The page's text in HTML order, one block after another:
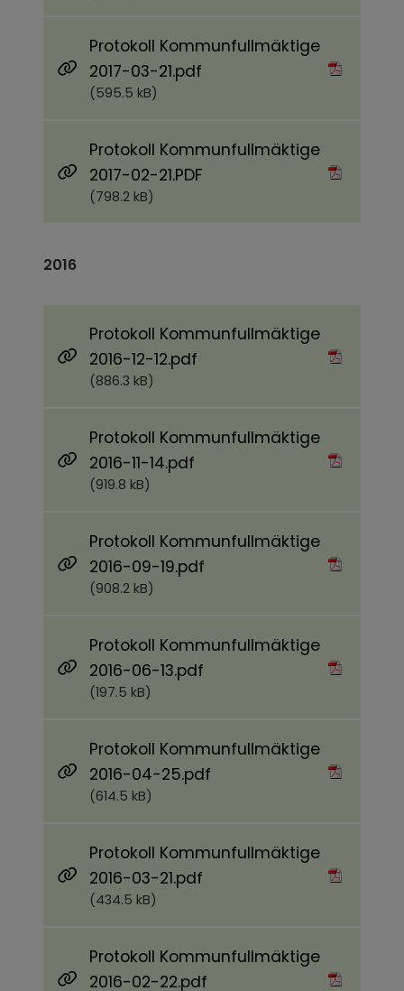
Protokoll Kommunfullmäktige
2017-03-21.pdf
(595.5 kB)
Protokoll Kommunfullmäktige
2017-02-21.PDF
(798.2 kB)
2016
Protokoll Kommunfullmäktige
2016-12-12.pdf
(886.3 kB)
Protokoll Kommunfullmäktige
2016-11-14.pdf
(919.8 kB)
Protokoll Kommunfullmäktige
2016-09-19.pdf
(908.2 kB)
Protokoll Kommunfullmäktige
2016-06-13.pdf
(197.5 kB)
Protokoll Kommunfullmäktige
2016-04-25.pdf
(614.5 kB)
Protokoll Kommunfullmäktige
2016-03-21.pdf
(434.5 kB)
Protokoll Kommunfullmäktige
2016-02-22.pdf